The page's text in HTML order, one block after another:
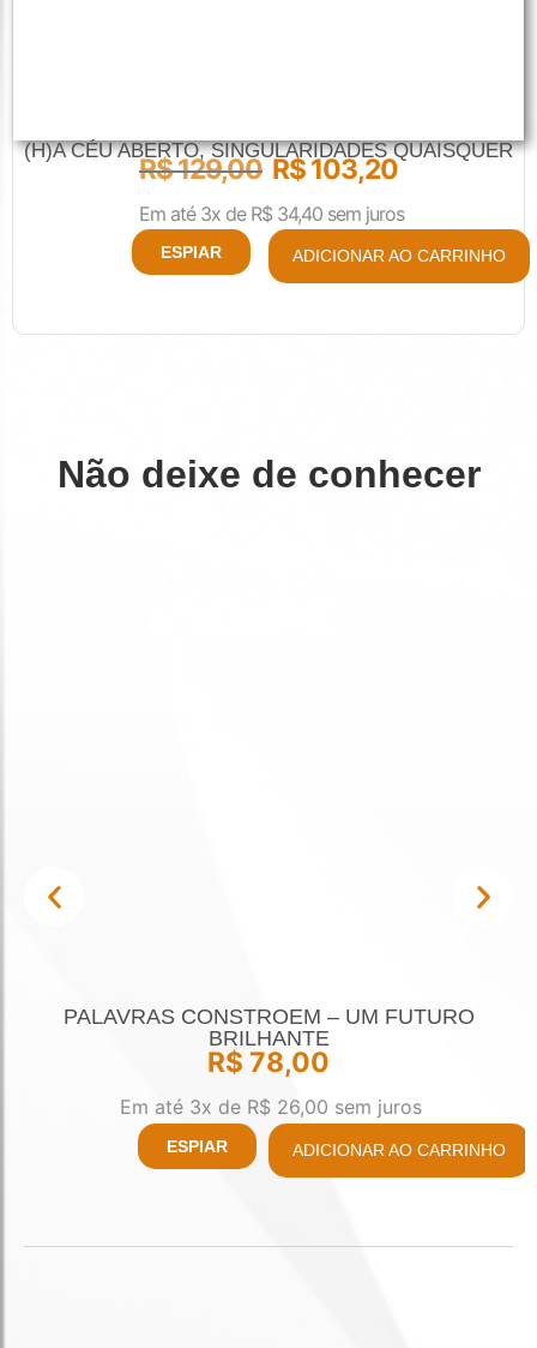
(H)A CÉU ABERTO, SINGULARIDADES QUAISQUER
R$129,00 R$103,20
Em até 3x de R$34,40sem juros
ESPIAR ADICIONAR AO CARRINHO
Não deixe de conhecer
PALAVRAS CONSTROEM – UM FUTURO
BRILHANTE
R$ 78,00
Em até 3x de R$ 26,00 sem juros
ESPIAR ADICIONAR AO CARRINHO